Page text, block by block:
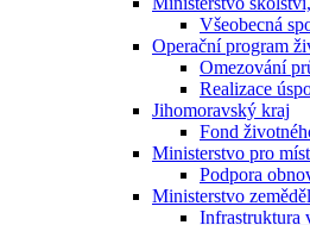
Všeobecná
Operační program
Omezování
Realizace
Jihomoravský kraj
Fond
Ministerstvo pro
Podpora
Ministerstvo
Infrastruktura